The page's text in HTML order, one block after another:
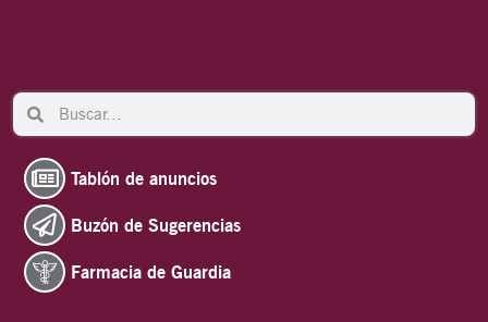
Search Search
Tablón de anuncios
Buzón de Sugerencias
Farmacia de Guardia